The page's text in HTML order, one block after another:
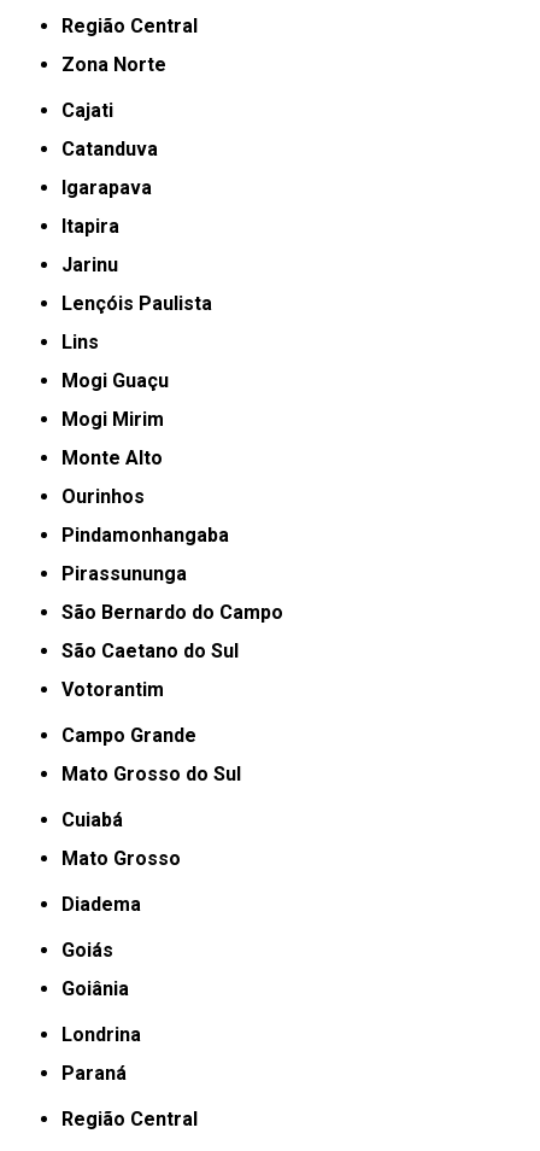
Região Central
Zona Norte
Cajati
Catanduva
Igarapava
Itapira
Jarinu
Lençóis Paulista
Lins
Mogi Guaçu
Mogi Mirim
Monte Alto
Ourinhos
Pindamonhangaba
Pirassununga
São Bernardo do Campo
São Caetano do Sul
Votorantim
Campo Grande
Mato Grosso do Sul
Cuiabá
Mato Grosso
Diadema
Goiás
Goiânia
Londrina
Paraná
Região Central